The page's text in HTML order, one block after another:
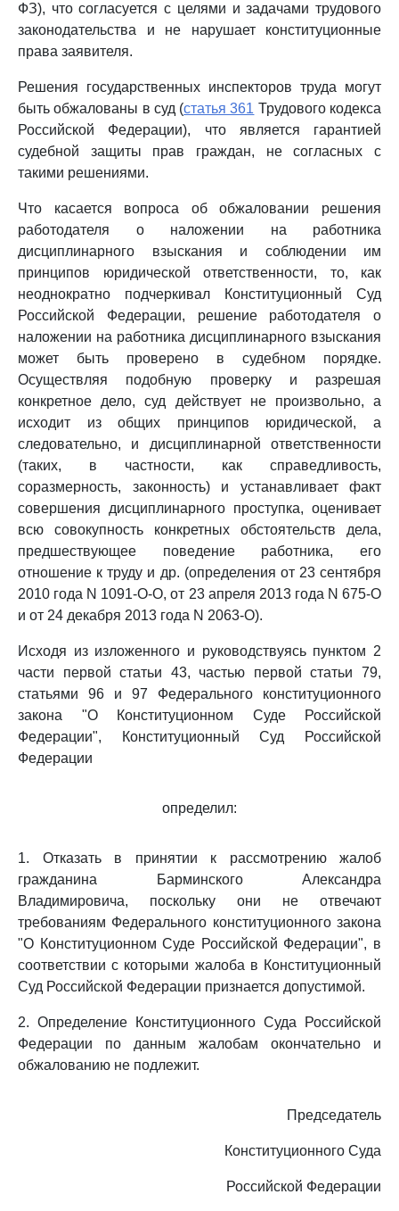
ФЗ), что согласуется с целями и задачами трудового
законодательства и не нарушает конституционные
права заявителя.
Решения государственных инспекторов труда могут
быть обжалованы в суд (статья 361 Трудового кодекса
Российской Федерации), что является гарантией
судебной защиты прав граждан, не согласных с
такими решениями.
Что касается вопроса об обжаловании решения
работодателя о наложении на работника
дисциплинарного взыскания и соблюдении им
принципов юридической ответственности, то, как
неоднократно подчеркивал Конституционный Суд
Российской Федерации, решение работодателя о
наложении на работника дисциплинарного взыскания
может быть проверено в судебном порядке.
Осуществляя подобную проверку и разрешая
конкретное дело, суд действует не произвольно, а
исходит из общих принципов юридической, а
следовательно, и дисциплинарной ответственности
(таких, в частности, как справедливость,
соразмерность, законность) и устанавливает факт
совершения дисциплинарного проступка, оценивает
всю совокупность конкретных обстоятельств дела,
предшествующее поведение работника, его
отношение к труду и др. (определения от 23 сентября
2010 года N 1091-О-О, от 23 апреля 2013 года N 675-О
и от 24 декабря 2013 года N 2063-О).
Исходя из изложенного и руководствуясь пунктом 2
части первой статьи 43, частью первой статьи 79,
статьями 96 и 97 Федерального конституционного
закона "О Конституционном Суде Российской
Федерации", Конституционный Суд Российской
Федерации
определил:
1. Отказать в принятии к рассмотрению жалоб
гражданина Барминского Александра
Владимировича, поскольку они не отвечают
требованиям Федерального конституционного закона
"О Конституционном Суде Российской Федерации", в
соответствии с которыми жалоба в Конституционный
Суд Российской Федерации признается допустимой.
2. Определение Конституционного Суда Российской
Федерации по данным жалобам окончательно и
обжалованию не подлежит.
Председатель
Конституционного Суда
Российской Федерации